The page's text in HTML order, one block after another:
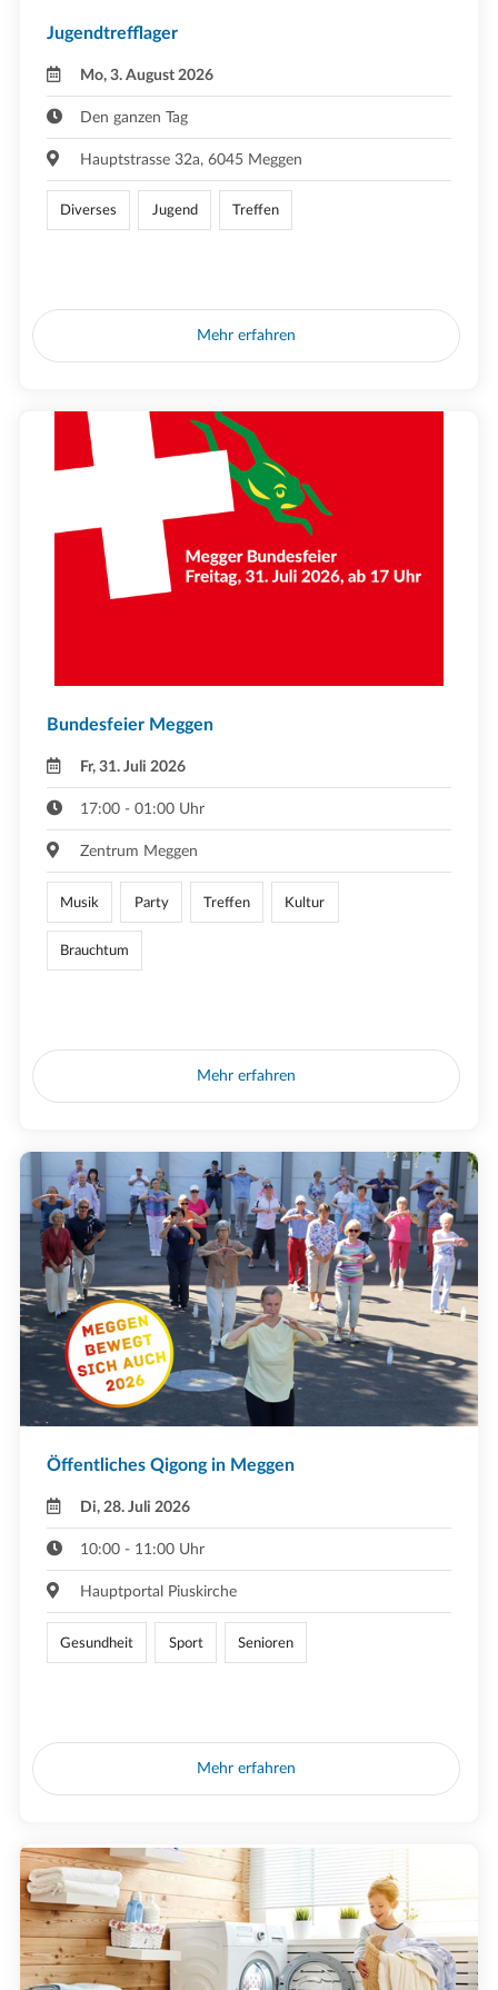
Jugendtrefflager
Mo, 3. August 2026
Den ganzen Tag
Hauptstrasse 32a, 6045 Meggen
Diverses Jugend Treffen
Mehr erfahren
Bundesfeier Meggen
Fr, 31. Juli 2026
17:00 - 01:00 Uhr
Zentrum Meggen
Musik Party Treffen Kultur
Brauchtum
Mehr erfahren
Öffentliches Qigong in Meggen
Di, 28. Juli 2026
10:00 - 11:00 Uhr
Hauptportal Piuskirche
Gesundheit Sport Senioren
Mehr erfahren